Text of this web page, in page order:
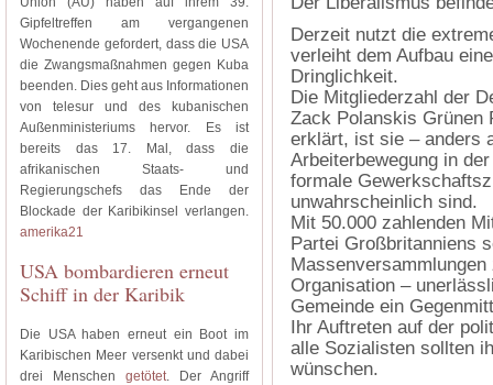
Gipfeltreffen am vergangenen
Wochenende gefordert, dass die USA
die Zwangsmaßnahmen gegen Kuba
beenden. Dies geht aus Informationen
von telesur und des kubanischen
Außenministeriums hervor. Es ist
bereits das 17. Mal, dass die
afrikanischen Staats- und
Regierungschefs das Ende der
Blockade der Karibikinsel verlangen.
amerika21
USA bombardieren erneut
Schiff in der Karibik
Die USA haben erneut ein Boot im
Karibischen Meer versenkt und dabei
drei Menschen getötet. Der Angriff
Derzeit nutzt die
verleiht dem Aufbau
Dringlichkeit.
Die Mitgliederzahl der
Zack Polanskis Grünen
erklärt, ist sie – anders
Arbeiterbewegung in
formale
unwahrscheinlich sind.
Mit 50.000 zahlenden
Partei Großbritanniens
Organisation –
Gemeinde ein
Ihr Auftreten auf der
alle Sozialisten sollten
wünschen.